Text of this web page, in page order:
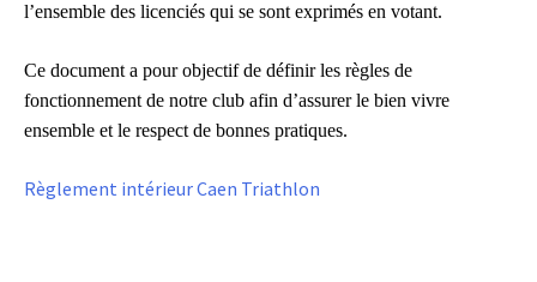
l’ensemble des licenciés qui se sont exprimés en votant.
Ce document a pour objectif de définir les règles de
fonctionnement de notre club afin d’assurer le bien vivre
ensemble et le respect de bonnes pratiques.
Règlement intérieur Caen Triathlon